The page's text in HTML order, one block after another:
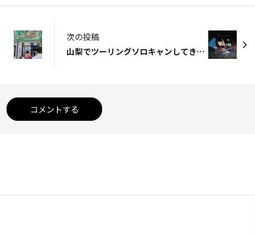
次の投稿
山梨でツーリングソロキャンしてきました⛺
コメントする